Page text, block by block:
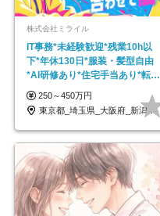
株式会社ミライル
IT事務*未経験歓迎*残業10h以
下*年休130日*服装・髪型自由
*AI研修あり*住宅手当あり*転勤
なし
250～450万円
東京都_埼玉県_大阪府_新潟県_福岡県